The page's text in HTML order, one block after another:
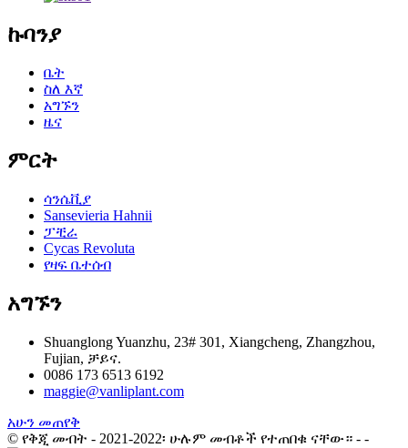
ኩባንያ
ቤት
ስለ እኛ
አግኙን
ዜና
ምርት
ሳንሴቪያ
Sansevieria Hahnii
ፓቺራ
Cycas Revoluta
የዛፍ ቤተሰብ
አግኙን
Shuanglong Yuanzhu, 23# 301, Xiangcheng, Zhangzhou,
Fujian, ቻይና.
0086 173 6513 6192
maggie@vanliplant.com
አሁን መጠየቅ
© የቅጂ መብት - 2021-2022፡ ሁሉም መብቶች የተጠበቁ ናቸው። - -